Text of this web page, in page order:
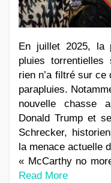
En juillet 2025, la
pluies torrentielles
rien n’a filtré sur
parapluies.
nouvelle chasse
Donald Trump et
Schrecker,
la menace actuelle
« McCarthy no
Read More